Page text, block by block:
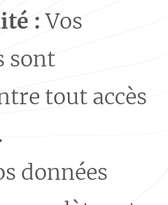
: Vos
sont
tout accès
données